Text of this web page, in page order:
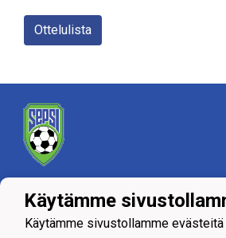
Ottelulista
Tietosuojaseloste
Käytämme
Käytämme sivustollamme